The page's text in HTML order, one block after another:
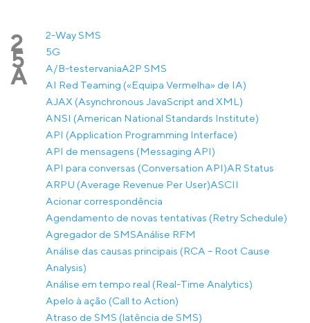
2 2-Way SMS
5 5G
A A/B-testervaniaA2P SMS
AI Red Teaming («Equipa Vermelha» de IA)
AJAX (Asynchronous JavaScript and XML)
ANSI (American National Standards Institute)
API (Application Programming Interface)
API de mensagens (Messaging API)
API para conversas (Conversation API)AR Status
ARPU (Average Revenue Per User)ASCII
Acionar correspondência
Agendamento de novas tentativas (Retry Schedule)
Agregador de SMSAnálise RFM
Análise das causas principais (RCA – Root Cause
Analysis)
Análise em tempo real (Real-Time Analytics)
Apelo à ação (Call to Action)
Atraso de SMS (latência de SMS)